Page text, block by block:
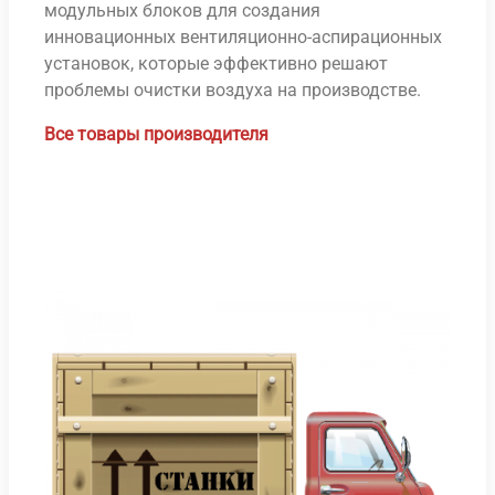
модульных блоков для создания
инновационных вентиляционно-аспирационных
установок, которые эффективно решают
проблемы очистки воздуха на производстве.
Все товары производителя